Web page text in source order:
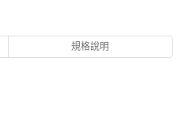
規格說明